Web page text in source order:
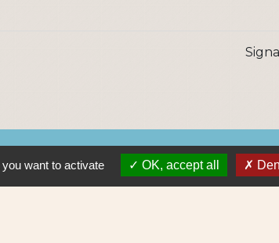
Liens
want to activate OK, accept all